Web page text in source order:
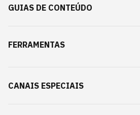
GUIAS DE CONTEÚDO
FERRAMENTAS
CANAIS ESPECIAIS